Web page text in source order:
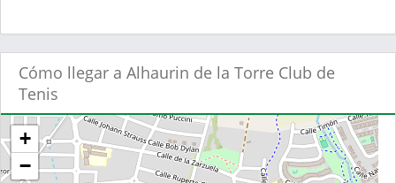
Cómo llegar a Alhaurin de la Torre Club de
Tenis
+
−